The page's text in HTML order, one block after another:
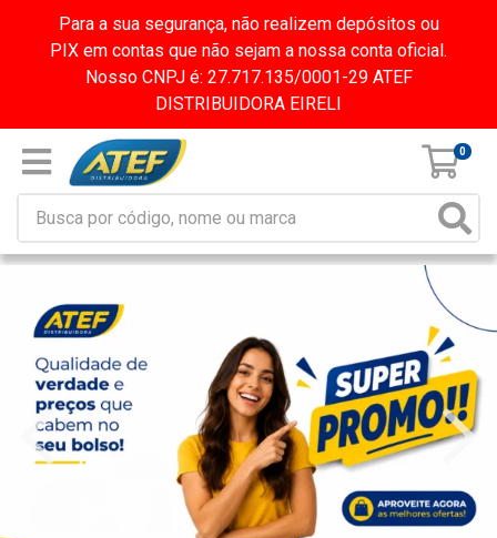
Para a sua segurança, não realizem depósitos ou
PIX em contas que não sejam a nossa conta oficial.
Nosso CNPJ é: 27.717.135/0001-29 ATEF
DISTRIBUIDORA EIRELI
0